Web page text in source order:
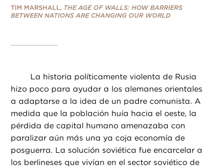
TIM MARSHALL, THE AGE OF WALLS: HOW BARRIERS
BETWEEN NATIONS ARE CHANGING OUR WORLD
La historia políticamente violenta de Rusia
hizo poco para ayudar a los alemanes orientales
a adaptarse a la idea de un padre comunista. A
medida que la población huía hacia el oeste, la
pérdida de capital humano amenazaba con
paralizar aún más una ya coja economía de
posguerra. La solución soviética fue encarcelar a
los berlineses que vivían en el sector soviético de